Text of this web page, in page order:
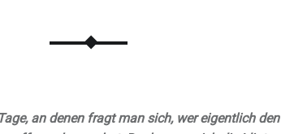
an denen fragt man sich, wer eigentlich den